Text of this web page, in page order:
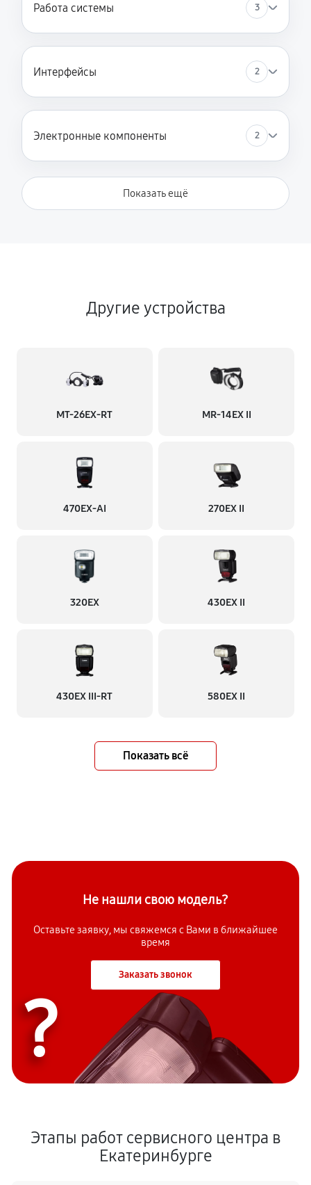
Работа системы 3
Интерфейсы 2
Электронные компоненты 2
Показать ещё
Другие устройства
MT-26EX-RT MR-14EX II
470EX-AI 270EX II
320EX 430EX II
430EX III-RT 580EX II
Показать всё
Не нашли свою модель?
Оставьте заявку, мы свяжемся с Вами в ближайшее
время
Заказать звонок
?
Этапы работ сервисного центра в
Екатеринбурге